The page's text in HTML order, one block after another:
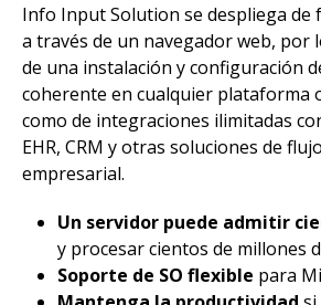
Info Input Solution se despliega de
a través de un navegador web, por
de una instalación y configuración
coherente en cualquier plataforma
como de integraciones ilimitadas
EHR, CRM y otras soluciones de
empresarial.
Un servidor puede admitir
y procesar cientos de millones
Soporte de SO flexible para